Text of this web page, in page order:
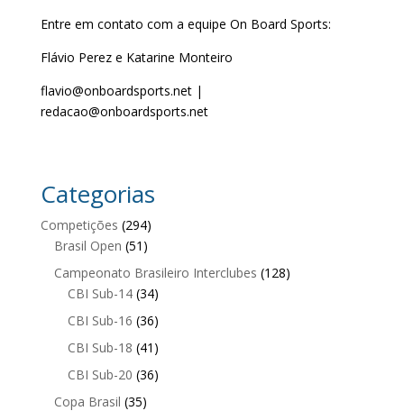
Entre em contato com a equipe On Board Sports:
Flávio Perez e Katarine Monteiro
flavio@onboardsports.net |
redacao@onboardsports.net
Categorias
Competições (294)
Brasil Open (51)
Campeonato Brasileiro Interclubes (128)
CBI Sub-14(34)
CBI Sub-16 (36)
CBI Sub-18 (41)
CBI Sub-20 (36)
Copa Brasil (35)